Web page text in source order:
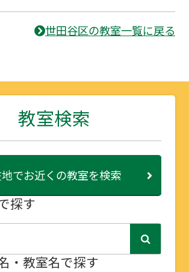
世田谷区の教室一覧に戻る
教室検索
でお近くの教室を検索
探す
・教室名で探す